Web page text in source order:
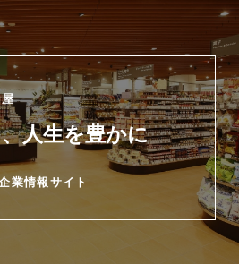
人生を豊かに
業情報サイト